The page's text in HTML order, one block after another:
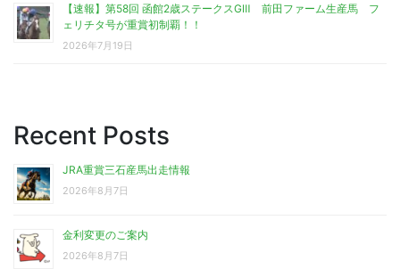
【速報】第58回 函館2歳ステークスGⅢ 前田ファーム生産馬 フ
ェリチタ号が重賞初制覇！！
2026年7月19日
Recent Posts
JRA重賞三石産馬出走情報
2026年8月7日
金利変更のご案内
2026年8月7日